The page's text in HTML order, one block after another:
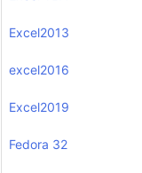
Excel2013
excel2016
Excel2019
Fedora 32